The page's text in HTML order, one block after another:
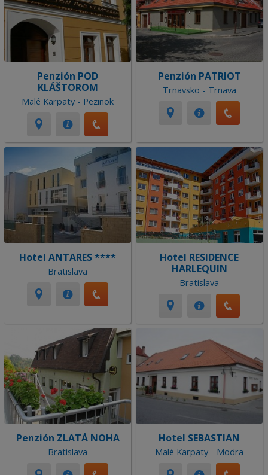
Penzión POD
KLÁŠTOROM
Malé Karpaty - Pezinok
Penzión PATRIOT
Trnavsko - Trnava
Hotel ANTARES ****
Bratislava
Hotel RESIDENCE
HARLEQUIN
Bratislava
Penzión ZLATÁ NOHA
Bratislava
Hotel SEBASTIAN
Malé Karpaty - Modra